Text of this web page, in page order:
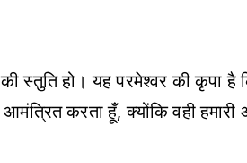
स्तुति हो। यह परमेश्वर की कृपा
करता हूँ, क्योंकि वही